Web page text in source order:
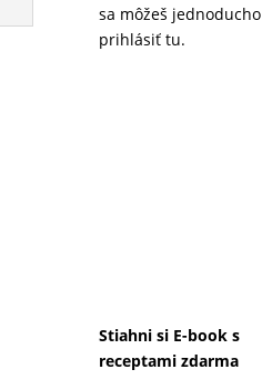
sa môžeš jednoducho
prihlásiť tu.
Stiahni si E-book s
receptami zdarma